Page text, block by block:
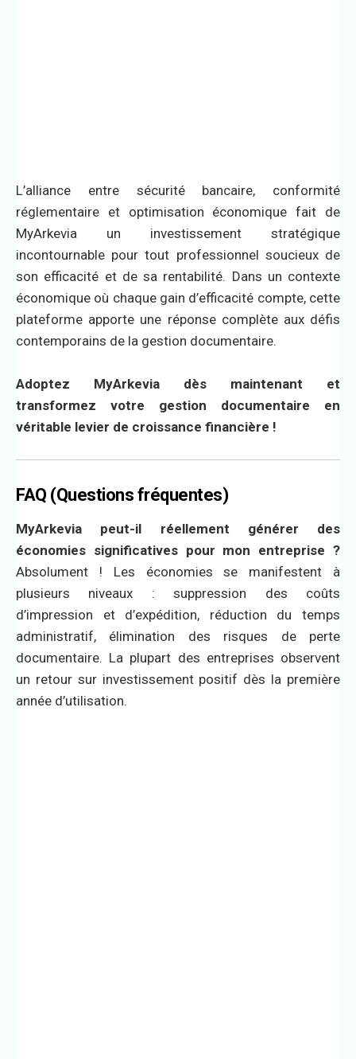
L’alliance entre sécurité bancaire, conformité
réglementaire et optimisation économique fait de
MyArkevia un investissement stratégique
incontournable pour tout professionnel soucieux de
son efficacité et de sa rentabilité. Dans un contexte
économique où chaque gain d’efficacité compte, cette
plateforme apporte une réponse complète aux défis
contemporains de la gestion documentaire.
Adoptez MyArkevia dès maintenant et
transformez votre gestion documentaire en
véritable levier de croissance financière !
FAQ (Questions fréquentes)
MyArkevia peut-il réellement générer des
économies significatives pour mon entreprise ?
Absolument ! Les économies se manifestent à
plusieurs niveaux : suppression des coûts
d’impression et d’expédition, réduction du temps
administratif, élimination des risques de perte
documentaire. La plupart des entreprises observent
un retour sur investissement positif dès la première
année d’utilisation.